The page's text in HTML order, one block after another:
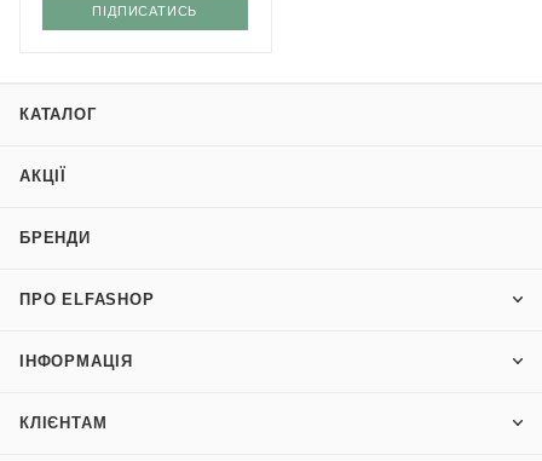
ПІДПИСАТИСЬ
КАТАЛОГ
АКЦІЇ
БРЕНДИ
ПРО ELFASHOP
ІНФОРМАЦІЯ
КЛІЄНТАМ